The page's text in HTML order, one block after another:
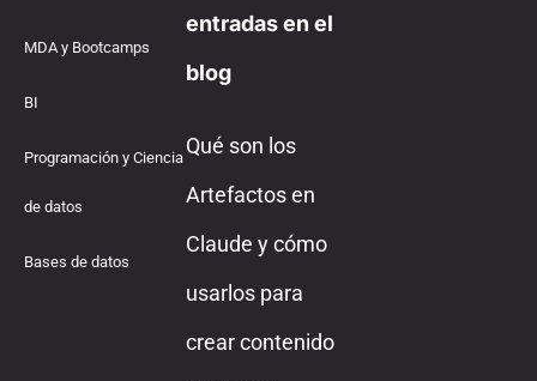
MDA y Bootcamps
BI
Programación y Ciencia
de datos
Bases de datos
entradas en el
blog
Qué son los
Artefactos en
Claude y cómo
usarlos para
crear contenido